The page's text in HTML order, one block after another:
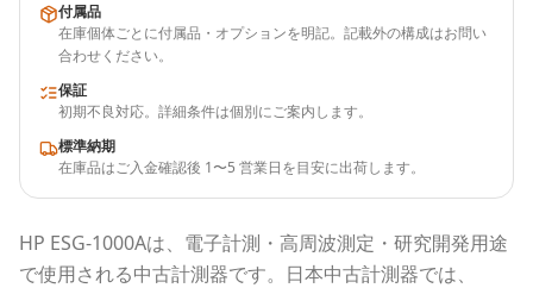
付属品
在庫個体ごとに付属品・オプションを明記。記載外の構成はお問い
合わせください。
保証
初期不良対応。詳細条件は個別にご案内します。
標準納期
在庫品はご入金確認後 1〜5 営業日を目安に出荷します。
HP ESG-1000Aは、電子計測・高周波測定・研究開発用途
で使用される中古計測器です。 日本中古計測器では、